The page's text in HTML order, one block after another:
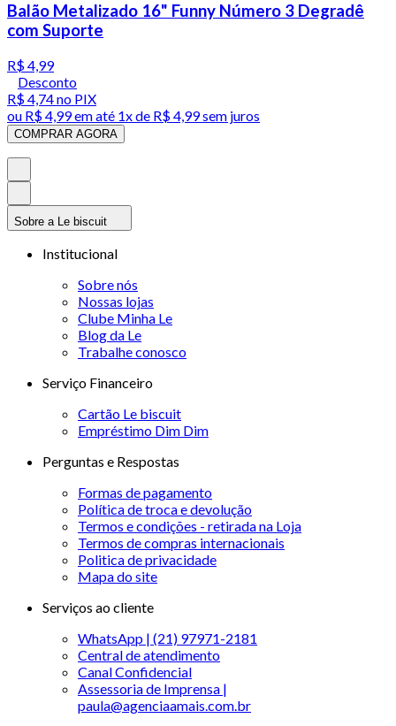
Balão Metalizado 16" Funny Número 3 Degradê
com Suporte
R$ 4,99
Desconto
R$ 4,74no PIX
ou R$ 4,99em até 1x de R$ 4,99sem juros
COMPRAR AGORA
Sobre a Le biscuit
Institucional
Sobre nós
Nossas lojas
Clube Minha Le
Blog da Le
Trabalhe conosco
Serviço Financeiro
Cartão Le biscuit
Empréstimo Dim Dim
Perguntas e Respostas
Formas de pagamento
Política de troca e devolução
Termos e condições - retirada na Loja
Termos de compras internacionais
Politica de privacidade
Mapa do site
Serviços ao cliente
WhatsApp | (21) 97971-2181
Central de atendimento
Canal Confidencial
Assessoria de Imprensa |
paula@agenciaamais.com.br